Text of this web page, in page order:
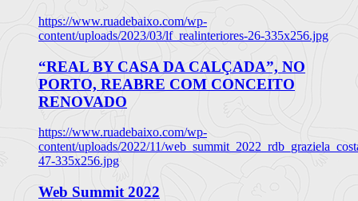
https://www.ruadebaixo.com/wp-
content/uploads/2023/03/lf_realinteriores-26-335x256.jpg
“REAL BY CASA DA CALÇADA”, NO
PORTO, REABRE COM CONCEITO
RENOVADO
https://www.ruadebaixo.com/wp-
content/uploads/2022/11/
47-335x256.jpg
Web Summit 2022